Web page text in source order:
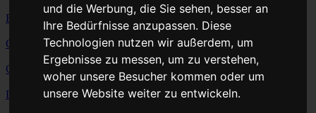
und die Werbung, die Sie sehen, besser an
Ihre Bedürfnisse anzupassen. Diese
Technologien nutzen wir außerdem, um
Ergebnisse zu messen, um zu verstehen,
woher unsere Besucher kommen oder um
unsere Website weiter zu entwickeln.
BOMAG
Case
CAT
Daewoo